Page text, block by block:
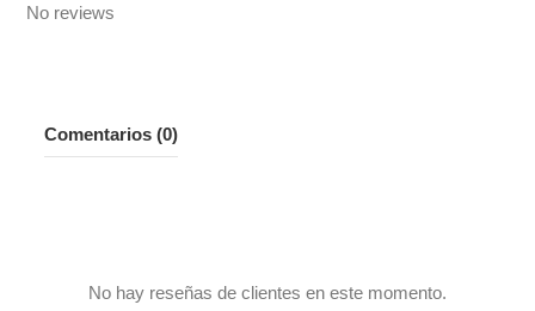
No reviews
Comentarios (0)
No hay reseñas de clientes en este momento.